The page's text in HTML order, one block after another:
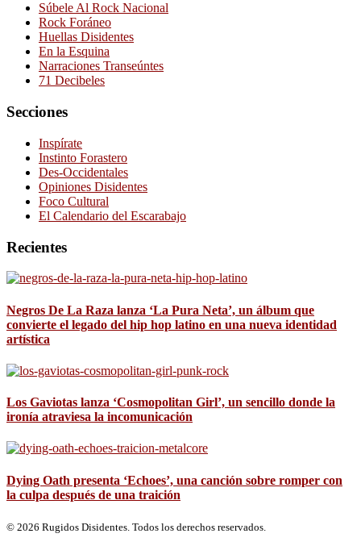
Súbele Al Rock Nacional
Rock Foráneo
Huellas Disidentes
En la Esquina
Narraciones Transeúntes
71 Decibeles
Secciones
Inspírate
Instinto Forastero
Des-Occidentales
Opiniones Disidentes
Foco Cultural
El Calendario del Escarabajo
Recientes
Negros De La Raza lanza ‘La Pura Neta’, un álbum que
convierte el legado del hip hop latino en una nueva identidad
artística
Los Gaviotas lanza ‘Cosmopolitan Girl’, un sencillo donde la
ironía atraviesa la incomunicación
Dying Oath presenta ‘Echoes’, una canción sobre romper con
la culpa después de una traición
© 2026 Rugidos Disidentes. Todos los derechos reservados.